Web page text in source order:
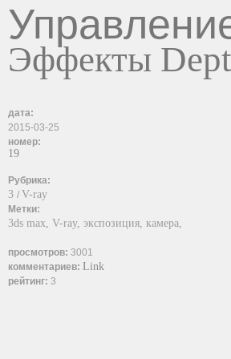
Эффекты
дата:
2015-03-25
номер:
19
Рубрика:
3 / V-ray
Метки:
3ds max, V-ray, экспозиция, камера,
просмотров: 3001
комментариев: Link
рейтинг: 3